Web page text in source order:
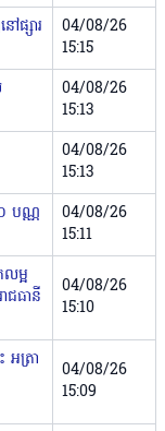
ផ្សារ
04/08/26
15:15
04/08/26
15:13
04/08/26
15:13
បណ្ណ
04/08/26
15:11
លម្អ
ជធានី
04/08/26
15:10
អត្រា
04/08/26
15:09